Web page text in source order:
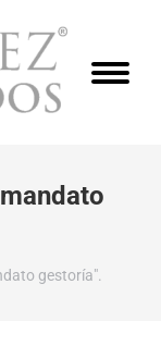
mandato
gestoría".